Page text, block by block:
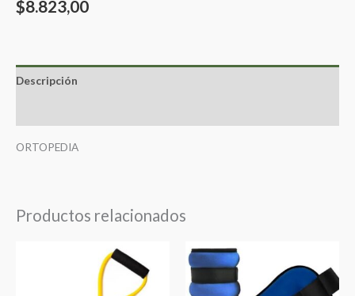
$8.823,00
Descripción
ORTOPEDIA
Productos relacionados